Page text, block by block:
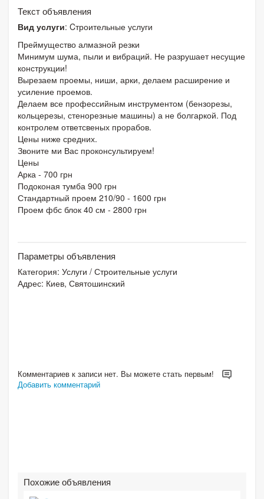
Текст объявления
Вид услуги: Cтроительные услуги
Преймущество алмазной резки
Минимум шума, пыли и вибраций. Не разрушает несущие
конструкции!
Вырезаем проемы, ниши, арки, делаем расширение и
усиление проемов.
Делаем все профессийным инструментом (бензорезы,
кольцерезы, стенорезные машины) а не болгаркой. Под
контролем ответсвеных прорабов.
Цены ниже средних.
Звоните ми Вас проконсультируем!
Цены
Арка - 700 грн
Подоконая тумба 900 грн
Стандартный проем 210/90 - 1600 грн
Проем фбс блок 40 см - 2800 грн
Параметры объявления
Категория: Услуги / Строительные услуги
Адрес: Киев, Святошинский
Комментариев к записи нет. Вы можете стать первым!
Добавить комментарий
Похожие объявления